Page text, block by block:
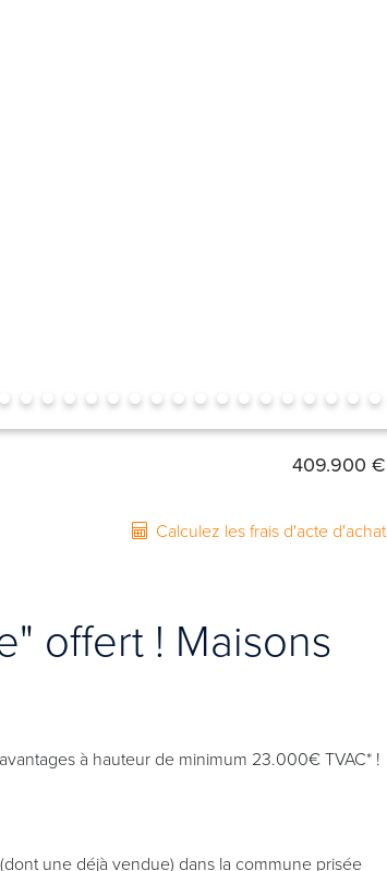
409.900 €
Calculez les frais d'acte d'achat
offert ! Maisons
à hauteur de minimum 23.000€ TVAC* !
une déjà vendue) dans la commune prisée